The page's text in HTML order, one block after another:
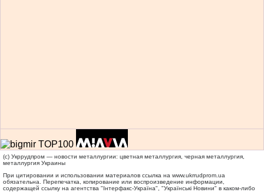
(c) Укррудпром — новости металлургии: цветная металлургия, черная металлургия,
металлургия Украины
При цитировании и использовании материалов ссылка на www.ukrrudprom.ua
обязательна. Перепечатка, копирование или воспроизведение информации,
содержащей ссылку на агентства "Iнтерфакс-Україна", "Українськi Новини" в каком-либо